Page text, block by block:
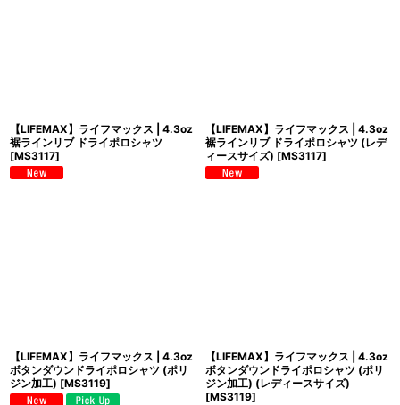
【LIFEMAX】ライフマックス | 4.3oz
裾ラインリブ ドライポロシャツ
[MS3117]
【LIFEMAX】ライフマックス | 4.3oz
裾ラインリブ ドライポロシャツ (レデ
ィースサイズ) [MS3117]
【LIFEMAX】ライフマックス | 4.3oz
ボタンダウンドライポロシャツ (ポリ
ジン加工) [MS3119]
【LIFEMAX】ライフマックス | 4.3oz
ボタンダウンドライポロシャツ (ポリ
ジン加工) (レディースサイズ)
[MS3119]